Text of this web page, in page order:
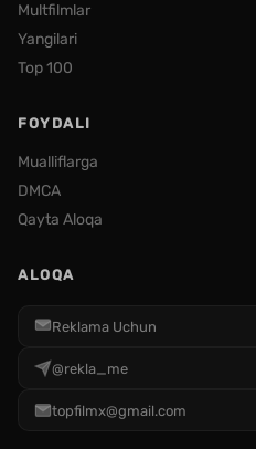
Multfilmlar
Yangilari
Top 100
FOYDALI
Mualliflarga
DMCA
Qayta Aloqa
ALOQA
Reklama Uchun
@rekla_me
topfilmx@gmail.com